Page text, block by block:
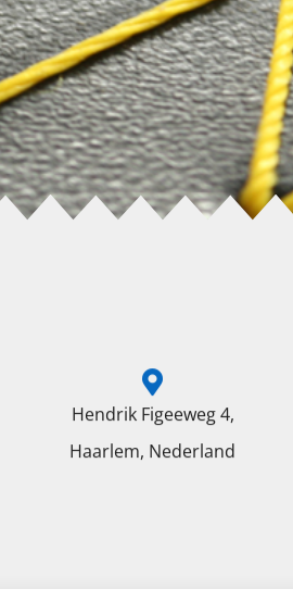
Hendrik Figeeweg 4,
Haarlem, Nederland